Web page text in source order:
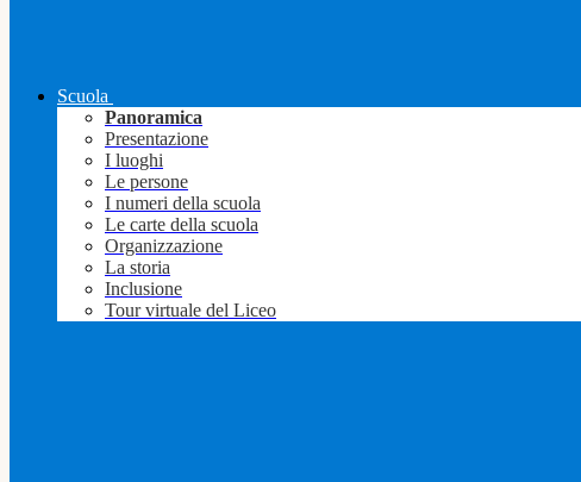
Scuola
Panoramica
Presentazione
I luoghi
Le persone
I numeri della scuola
Le carte della scuola
Organizzazione
La storia
Inclusione
Tour virtuale del Liceo